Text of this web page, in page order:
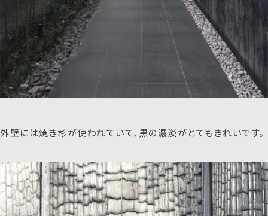
外壁には焼き杉が使われていて、黒の濃淡がとてもきれいです。